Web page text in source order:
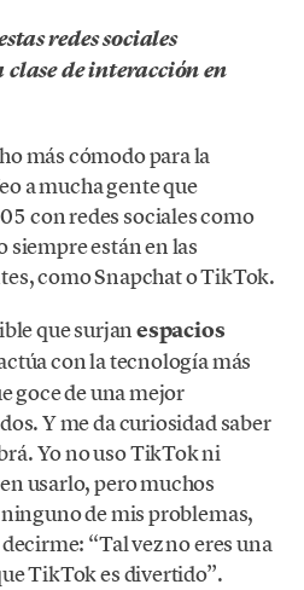
redes sociales
de interacción en
más cómodo para la
a mucha gente que
con redes sociales como
siempre están en las
como Snapchat o TikTok.
que surjanespacios
con la tecnología más
goce de una mejor
Y me da curiosidad saber
Yo no uso TikTok ni
usarlo, pero muchos
de mis problemas,
“Tal vez no eres una
TikTok es divertido”.